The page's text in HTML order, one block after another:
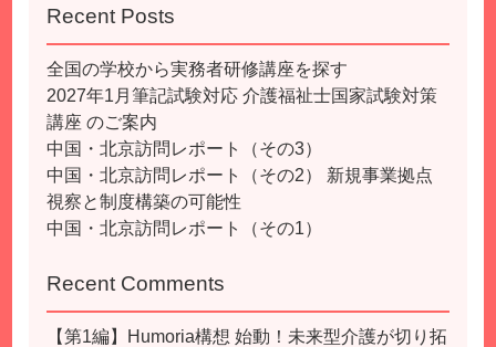
Recent Posts
全国の学校から実務者研修講座を探す
2027年1月筆記試験対応 介護福祉士国家試験対策
講座 のご案内
中国・北京訪問レポート（その3）
中国・北京訪問レポート（その2） 新規事業拠点
視察と制度構築の可能性
中国・北京訪問レポート（その1）
Recent Comments
【第1編】Humoria構想 始動！未来型介護が切り拓